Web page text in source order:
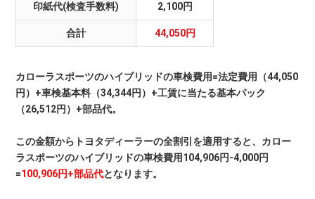
印紙代(検査手数料) 2,100円
合計 44,050円
カローラスポーツのハイブリッドの車検費用=法定費用（44,050
円）+車検基本料（34,344円）+工賃に当たる基本パック
（26,512円）+部品代。
この金額からトヨタディーラーの全割引を適用すると、カロー
ラスポーツのハイブリッドの車検費用104,906円-4,000円
=100,906円+部品代となります。